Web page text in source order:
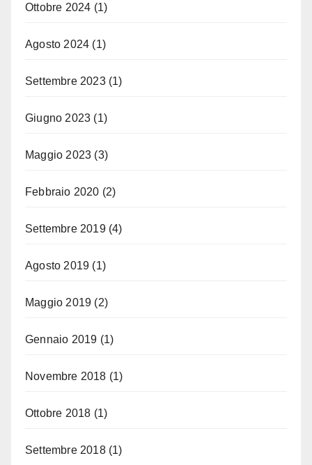
Ottobre 2024 (1)
Agosto 2024 (1)
Settembre 2023(1)
Giugno 2023 (1)
Maggio 2023 (3)
Febbraio 2020 (2)
Settembre 2019(4)
Agosto 2019 (1)
Maggio 2019 (2)
Gennaio 2019 (1)
Novembre 2018 (1)
Ottobre 2018 (1)
Settembre 2018(1)